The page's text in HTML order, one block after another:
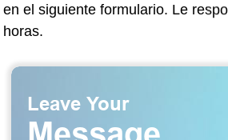
en el siguiente formulario. Le
horas.